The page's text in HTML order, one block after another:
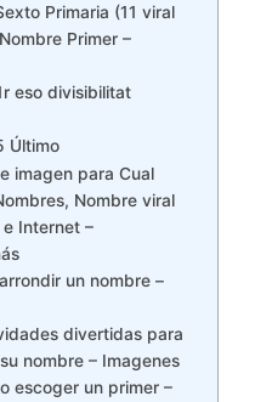
Primaria (11 viral
Primer –
eso divisibilitat
Último
imagen para Cual
Nombre viral
Internet –
un nombre –
divertidas para
nombre – Imagenes
escoger un primer –